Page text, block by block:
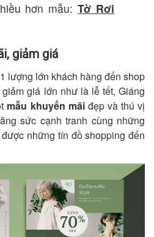
hơn mẫu:Tờ Rơi
giảm giá
lượng lớn khách hàng đến shop
giá lớn như là lễ tết, Giáng
mẫu khuyến mãiđẹp và thú vị
sức cạnh tranh cùng những
những tín đồ shopping đến